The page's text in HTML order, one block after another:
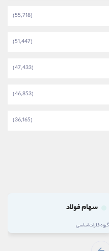
(55,718)
(51,447)
(47,433)
(46,853)
(36,165)
سهام فولاد
گروه فلزات اساسی